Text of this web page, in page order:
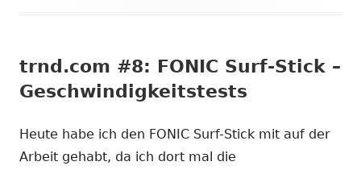
trnd.com #8: FONIC Surf-Stick –
Geschwindigkeitstests
Heute habe ich den FONIC Surf-Stick mit auf der
Arbeit gehabt, da ich dort mal die